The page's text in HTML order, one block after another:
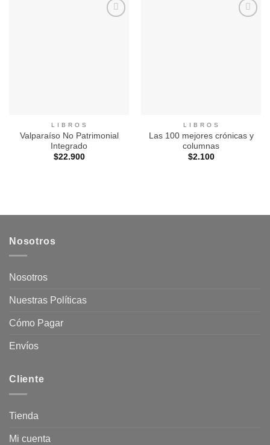
L I B R O S
Valparaíso No Patrimonial
Integrado
$22.900
L I B R O S
Las 100 mejores crónicas y
columnas
$2.100
Nosotros
Nosotros
Nuestras Políticas
Cómo Pagar
Envíos
Cliente
Tienda
Mi cuenta